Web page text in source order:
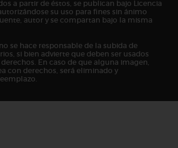
a partir de éstos, se publican bajo Licencia
su uso para fines sin ánimo
autor y se compartan bajo la misma
se hace responsable de la subida de
si bien advierte que deben ser usados
En caso de que alguna imagen,
con derechos, será eliminado y